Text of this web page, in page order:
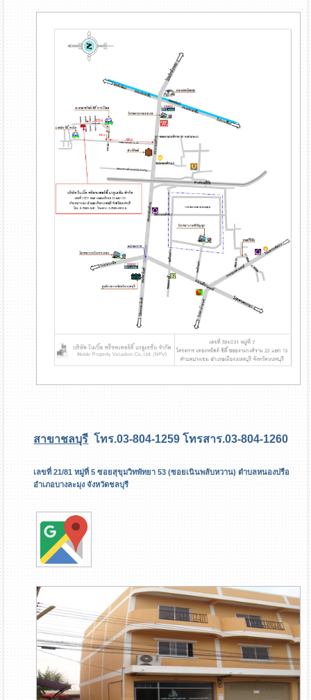
สาขาชลบุรี โทร.03-804-1259 โทรสาร.03-804-1260
เลขที่ 21/81 หมู่ที่ 5 ซอยสุขุมวิทพัทยา 53 (ซอยเนินพลับหวาน) ตำบลหนองปรือ
อำเภอบางละมุง จังหวัดชลบุรี